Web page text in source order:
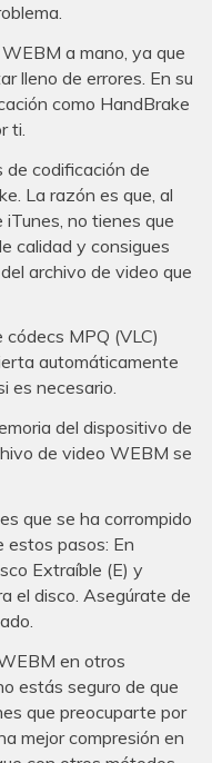
a mano, ya que
lleno de errores. En su
como HandBrake
ti.
de codificación de
La razón es que, al
no tienes que
calidad y consigues
archivo de video que
MPQ (VLC)
automáticamente
es necesario.
del dispositivo de
de video WEBM se
que se ha corrompido
estos pasos: En
Extraíble (E) y
el disco. Asegúrate de
en otros
estás seguro de que
que preocuparte por
mejor compresión en